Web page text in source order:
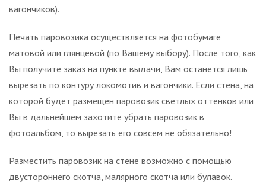
вагончиков).
Печать паровозика осуществляется на фотобумаге
матовой или глянцевой (по Вашему выбору). После того, как
Вы получите заказ на пункте выдачи, Вам останется лишь
вырезать по контуру локомотив и вагончики. Если стена, на
которой будет размещен паровозик светлых оттенков или
Вы в дальнейшем захотите убрать паровозик в
фотоальбом, то вырезать его совсем не обязательно!
Разместить паровозик на стене возможно с помощью
двустороннего скотча, малярного скотча или булавок.